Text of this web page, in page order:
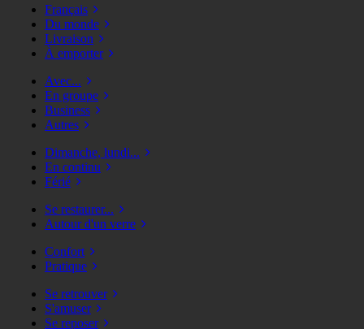
Français
Du monde
Livraison
À emporter
Avec...
En groupe
Business
Autres
Dimanche, lundi...
En continu
Férié
Se restaurer...
Autour d'un verre
Confort
Pratique
Se retrouver
S'amuser
Se reposer